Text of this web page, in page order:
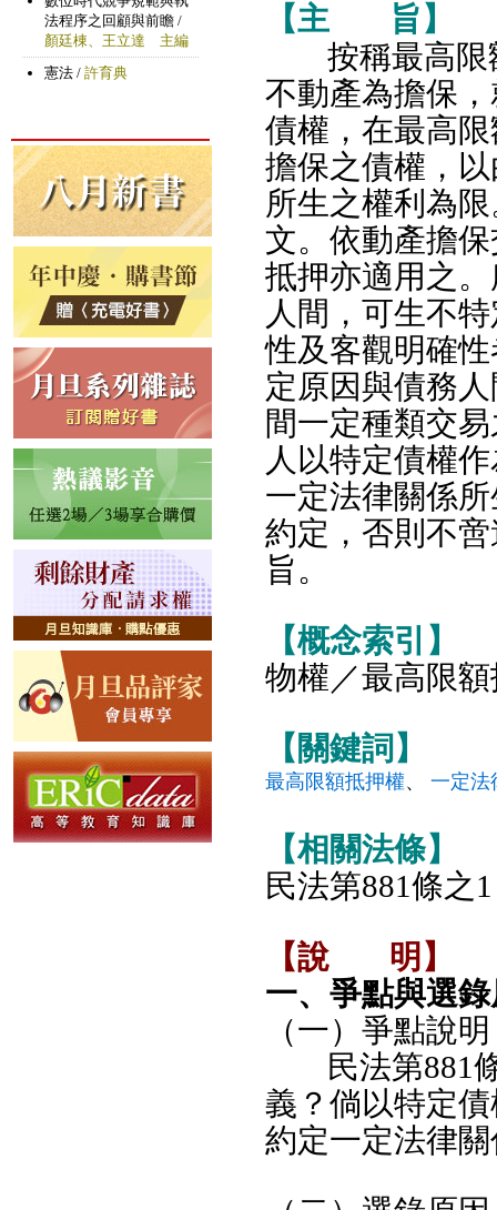
【主
旨】
按稱最高
不動產為擔保
債權，在最高
擔保之債權，
所生之權利為
文。依動產擔
抵押亦適用之
人間，可生不
性及客觀明確
定原因與債務
間一定種類交
人以特定債權
一定法律關係
約定，否則不
旨。
【概念索引】
物權／最高限
【關鍵詞】
最高限額抵押權、 一定法
【相關法條】
民法第881條之1
【說
明】
一、爭點與選
（一）爭點說明
民法第881
義？倘以特定
約定一定法律